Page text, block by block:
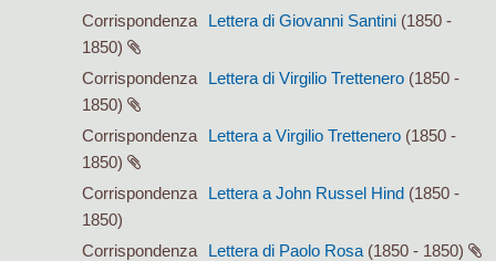
Corrispondenza Lettera di Giovanni Santini (1850 -
1850)
Corrispondenza
Lettera di Virgilio Trettenero (1850 -
1850)
Corrispondenza
Lettera a Virgilio Trettenero (1850 -
1850)
Corrispondenza
Lettera a John Russel Hind (1850 -
1850)
Corrispondenza
Lettera di Paolo Rosa (1850 - 1850)